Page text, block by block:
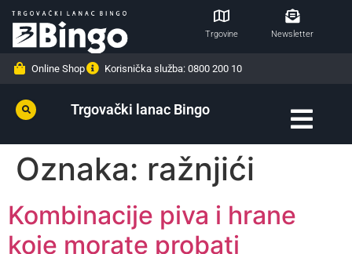
Trgovine Newsletter
Online Shop Korisnička služba: 0800 200 10
Trgovački lanac Bingo
Oznaka: ražnjići
Kombinacije piva i hrane
koje morate probati